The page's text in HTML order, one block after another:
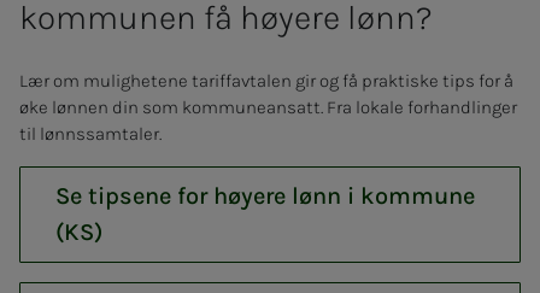
kommunen få høyere lønn?
Lær om mulighetene tariffavtalen gir og få praktiske tips for å
øke lønnen din som kommuneansatt. Fra lokale forhandlinger
til lønnssamtaler.
Se tipsene for høyere lønn i kommune
(KS)